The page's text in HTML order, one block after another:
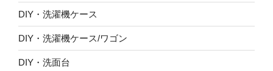
DIY・洗濯機ケース
DIY・洗濯機ケース/ワゴン
DIY・洗面台